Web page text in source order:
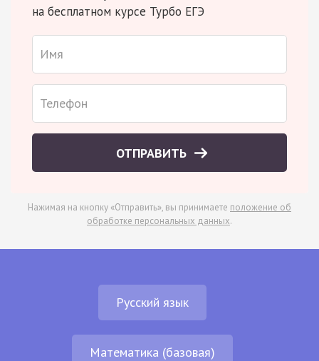
на бесплатном курсе Турбо ЕГЭ
ОТПРАВИТЬ
Нажимая на кнопку «Отправить», вы принимаете положение об
обработке персональных данных.
Русский язык
Математика (базовая)